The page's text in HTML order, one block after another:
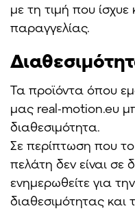
με τη τιμή που
παραγγελίας.
Τα προϊόντα όπου
μας real-motion.eu
διαθεσιμότητα.
Σε περίπτωση που
πελάτη δεν είναι σε
ενημερωθείτε για
διαθεσιμότητας και